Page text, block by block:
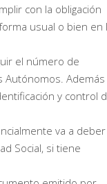
con la obligación
usual o bien en
el número de
Autónomos.
y control
va a deber
Social, si tiene